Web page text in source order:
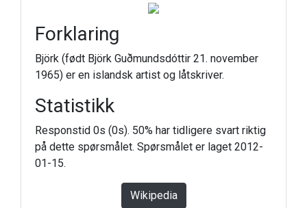
Forklaring
Björk (født Björk Guðmundsdóttir 21. november
1965) er en islandsk artist og låtskriver.
Statistikk
Responstid 0s (0s). 50% har tidligere svart riktig
på dette spørsmålet. Spørsmålet er laget 2012-
01-15.
Wikipedia